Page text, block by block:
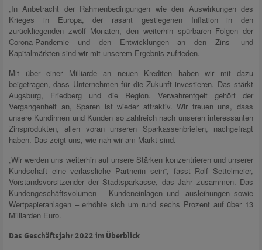
„In Anbetracht der Rahmenbedingungen wie den Auswirkungen des
Krieges in Europa, der rasant gestiegenen Inflation in den
zurückliegenden zwölf Monaten, den weiterhin spürbaren Folgen der
Corona-Pandemie und den Entwicklungen an den Zins- und
Kapitalmärkten sind wir mit unserem Ergebnis zufrieden.
Mit über einer Milliarde an neuen Krediten haben wir mit dazu
beigetragen, dass Unternehmen für die Zukunft investieren. Das stärkt
Augsburg, Friedberg und die Region. Verwahrentgelt gehört der
Vergangenheit an, Sparen ist wieder attraktiv. Wir freuen uns, dass
unsere Kundinnen und Kunden so zahlreich nach unseren interessanten
Zinsprodukten, allen voran unseren Sparkassenbriefen, nachgefragt
haben. Das zeigt uns, wie nah wir am Markt sind.
„Wir werden uns weiterhin auf unsere Stärken konzentrieren und unserer
Kundschaft eine verlässliche Partnerin sein“, fasst Rolf Settelmeier,
Vorstandsvorsitzender der Stadtsparkasse, das Jahr zusammen. Das
Kundengeschäftsvolumen – Kundeneinlagen und -ausleihungen sowie
Wertpapieranlagen – erhöhte sich um rund sechs Prozent auf über 13
Milliarden Euro.
Das Geschäftsjahr 2022 im Überblick